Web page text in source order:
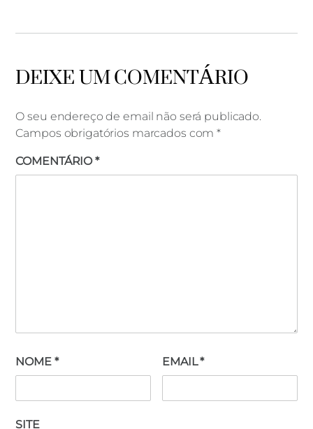
DEIXE UM COMENTÁRIO
O seu endereço de email não será publicado.
Campos obrigatórios marcados com*
COMENTÁRIO*
NOME * EMAIL*
SITE